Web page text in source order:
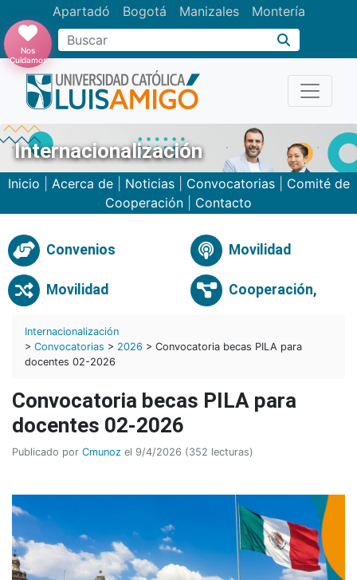
Apartadó Bogotá Manizales Montería
Buscar
Nos
Cuidamos
Internacionalización
Inicio Acerca de| Noticias| Convocatorias| Comité de
Cooperación
Contacto
Convenios Movilidad
Movilidad Cooperación,
Internacionalización
> Convocatorias > 2026 > Convocatoria becas PILA para
docentes 02-2026
Convocatoria becas PILA para
docentes 02-2026
Publicado por Cmunoz el 9/4/2026 (352 lecturas)